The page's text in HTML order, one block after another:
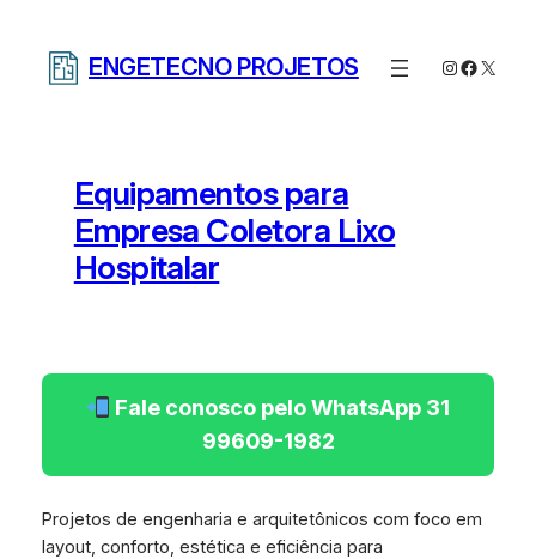
ENGETECNO PROJETOS Instagram
X
Equipamentos para
Empresa Coletora Lixo
Hospitalar
Fale conosco pelo WhatsApp 31
99609-1982
Projetos de engenharia e arquitetônicos com foco em
layout, conforto, estética e eficiência para